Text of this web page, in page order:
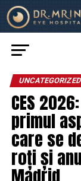
UNCATEGORIZED
CES
primul
care se
roți și